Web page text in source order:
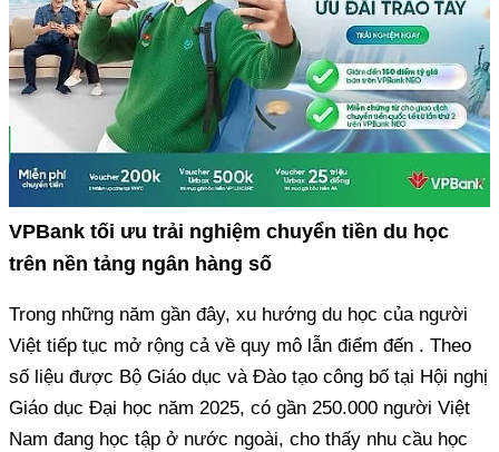
VPBank tối ưu trải nghiệm chuyển tiền du học
trên nền tảng ngân hàng số
Trong những năm gần đây, xu hướng du học của người
Việt tiếp tục mở rộng cả về quy mô lẫn điểm đến . Theo
số liệu được Bộ Giáo dục và Đào tạo công bố tại Hội nghị
Giáo dục Đại học năm 2025, có gần 250.000 người Việt
Nam đang học tập ở nước ngoài, cho thấy nhu cầu học